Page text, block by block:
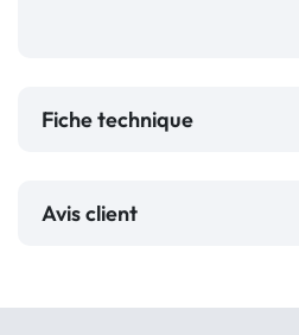
Fiche technique
Avis client